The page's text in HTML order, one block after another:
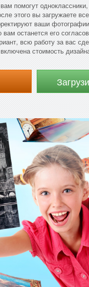
помогут
этого вы загружаете
ваши
останется его
всю работу за вас
стоимость